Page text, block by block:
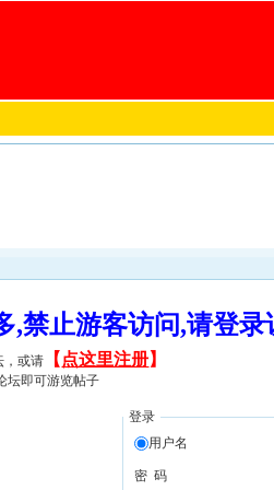
,禁止游客访问,请登
，或请 【 点这里注册】
坛即可游览帖子
登录
用户名
密 码